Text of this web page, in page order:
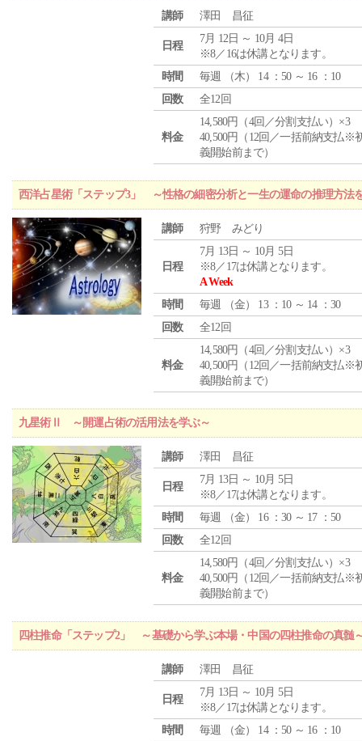
講師 澤田 昌征
日程
7月 12日 ～ 10月 4日
※8／16は休講となります。
時間
毎週 （木） 14 ：50 ～ 16 ：10
回数
全12回
料金
14,580円（4回／分割支払い）×3
40,500円（12回／一括前納支払※
義開始前まで）
西洋占星術「ステップ3」 ～性格の細密分析と一生の運命の推理方法
講師 狩野 みどり
日程
7月 13日 ～ 10月 5日
※8／17は休講となります。
A Week
時間
毎週 （金） 13 ：10 ～ 14 ：30
回数
全12回
料金
14,580円（4回／分割支払い）×3
40,500円（12回／一括前納支払※
義開始前まで）
九星術Ⅱ ～開運占術の活用法を学ぶ～
講師 澤田 昌征
日程
7月 13日 ～ 10月 5日
※8／17は休講となります。
時間
毎週 （金） 16 ：30 ～ 17 ：50
回数
全12回
料金
14,580円（4回／分割支払い）×3
40,500円（12回／一括前納支払※
義開始前まで）
四柱推命「ステップ2」 ～基礎から学ぶ本場・中国の四柱推命の真髄
講師 澤田 昌征
日程
7月 13日 ～ 10月 5日
※8／17は休講となります。
時間
毎週 （金） 14 ：50 ～ 16 ：10